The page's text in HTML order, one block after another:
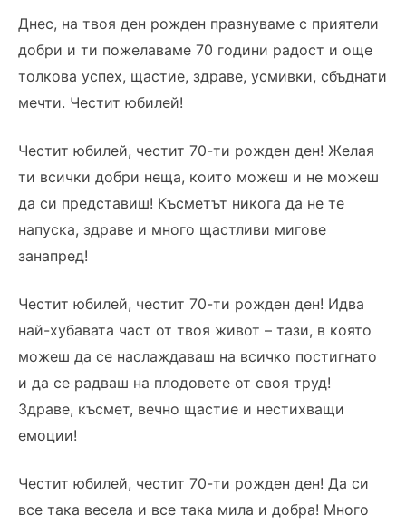
Днес, на твоя ден рожден празнуваме с приятели
добри и ти пожелаваме 70 години радост и още
толкова успех, щастие, здраве, усмивки, сбъднати
мечти. Честит юбилей!
Честит юбилей, честит 70-ти рожден ден! Желая
ти всички добри неща, които можеш и не можеш
да си представиш! Късметът никога да не те
напуска, здраве и много щастливи мигове
занапред!
Честит юбилей, честит 70-ти рожден ден! Идва
най-хубавата част от твоя живот – тази, в която
можеш да се наслаждаваш на всичко постигнато
и да се радваш на плодовете от своя труд!
Здраве, късмет, вечно щастие и нестихващи
емоции!
Честит юбилей, честит 70-ти рожден ден! Да си
все така весела и все така мила и добра! Много